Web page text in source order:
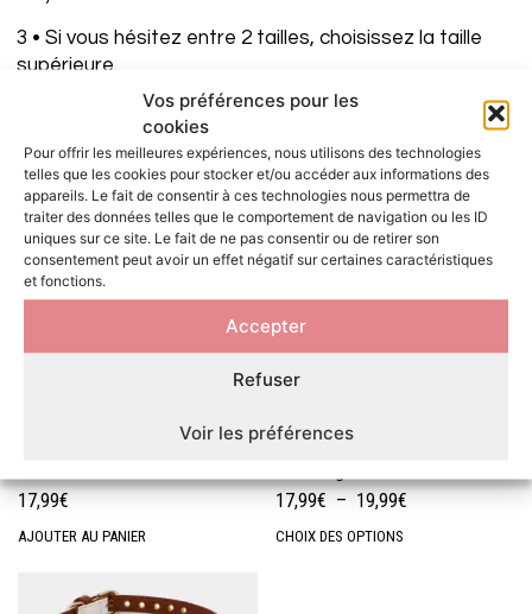
Vos préférences pour les
cookies
Pour offrir les meilleures expériences, nous utilisons des technologies
telles que les cookies pour stocker et/ou accéder aux informations des
appareils. Le fait de consentir à ces technologies nous permettra de
traiter des données telles que le comportement de navigation ou les ID
uniques sur ce site. Le fait de ne pas consentir ou de retirer son
consentement peut avoir un effet négatif sur certaines caractéristiques
et fonctions.
Accepter
Refuser
Voir les préférences
3 • Si vous hésitez entre 2 tailles, choisissez la taille
supérieure.
VOUS AIMEREZ PEUT-ÊTRE AUSSI…
17,99€
AJOUTER AU PANIER
17,99€ – 19,99€
CHOIX DES OPTIONS